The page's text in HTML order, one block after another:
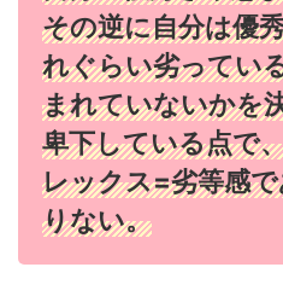
その逆に自分は優
れぐらい劣ってい
まれていないかを
卑下している点で
レックス=劣等感
りない。